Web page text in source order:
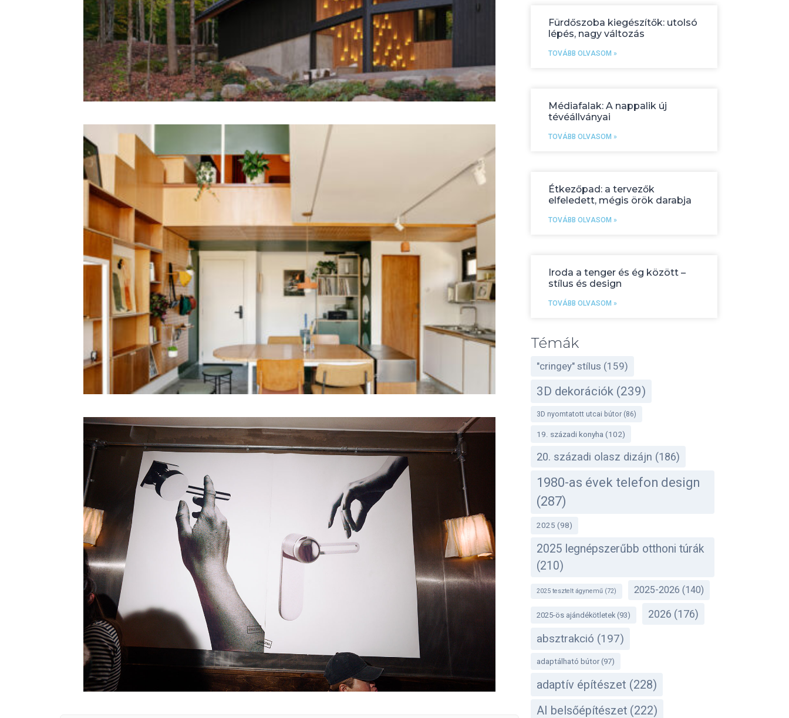
Fürdőszoba kiegészítők: utolsó
lépés, nagy változás
TOVÁBB OLVASOM »
Médiafalak: A nappalik új
tévéállványai
TOVÁBB OLVASOM »
Étkezőpad: a tervezők
elfeledett, mégis örök darabja
TOVÁBB OLVASOM »
Iroda a tenger és ég között –
stílus és design
TOVÁBB OLVASOM »
Témák
"cringey" stílus (159)
3D dekorációk(239)
3D nyomtatott utcai bútor(86)
19. századi konyha (102)
20. századi olasz dizájn (186)
1980-as évek telefon design
(287)
2025 (98)
2025 legnépszerűbb otthoni túrák
(210)
2025 tesztelt ágynemű(72) 2025-2026 (140)
2025-ös ajándékötletek(93) 2026 (176)
absztrakció (197)
adaptálható bútor(97)
adaptív építészet (228)
AI belsőépítészet(222)